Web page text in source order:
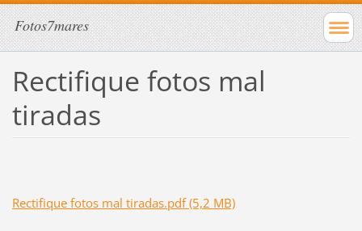
Fotos7mares
Rectifique fotos mal
tiradas
Rectifique fotos mal tiradas.pdf (5,2 MB)